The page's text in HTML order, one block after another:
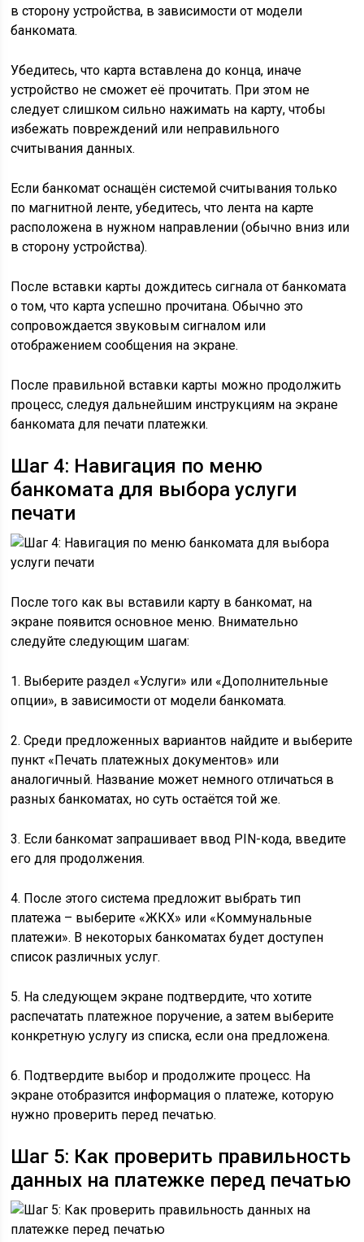
в сторону устройства, в зависимости от модели
банкомата.
Убедитесь, что карта вставлена до конца, иначе
устройство не сможет её прочитать. При этом не
следует слишком сильно нажимать на карту, чтобы
избежать повреждений или неправильного
считывания данных.
Если банкомат оснащён системой считывания только
по магнитной ленте, убедитесь, что лента на карте
расположена в нужном направлении (обычно вниз или
в сторону устройства).
После вставки карты дождитесь сигнала от банкомата
о том, что карта успешно прочитана. Обычно это
сопровождается звуковым сигналом или
отображением сообщения на экране.
После правильной вставки карты можно продолжить
процесс, следуя дальнейшим инструкциям на экране
банкомата для печати платежки.
Шаг 4: Навигация по меню
банкомата для выбора услуги
печати
После того как вы вставили карту в банкомат, на
экране появится основное меню. Внимательно
следуйте следующим шагам:
1. Выберите раздел «Услуги» или «Дополнительные
опции», в зависимости от модели банкомата.
2. Среди предложенных вариантов найдите и выберите
пункт «Печать платежных документов» или
аналогичный. Название может немного отличаться в
разных банкоматах, но суть остаётся той же.
3. Если банкомат запрашивает ввод PIN-кода, введите
его для продолжения.
4. После этого система предложит выбрать тип
платежа – выберите «ЖКХ» или «Коммунальные
платежи». В некоторых банкоматах будет доступен
список различных услуг.
5. На следующем экране подтвердите, что хотите
распечатать платежное поручение, а затем выберите
конкретную услугу из списка, если она предложена.
6. Подтвердите выбор и продолжите процесс. На
экране отобразится информация о платеже, которую
нужно проверить перед печатью.
Шаг 5: Как проверить правильность
данных на платежке перед печатью